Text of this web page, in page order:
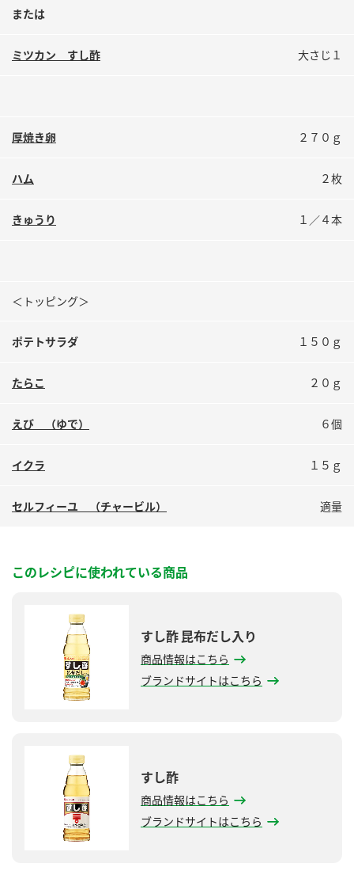
または
ミツカン すし酢 大さじ１
厚焼き卵 ２７０ｇ
ハム ２枚
きゅうり １／４本
＜トッピング＞
ポテトサラダ １５０ｇ
たらこ ２０ｇ
えび （ゆで） ６個
イクラ １５ｇ
セルフィーユ （チャービル） 適量
このレシピに使われている商品
すし酢 昆布だし入り
商品情報はこちら
ブランドサイトはこちら
すし酢
商品情報はこちら
ブランドサイトはこちら